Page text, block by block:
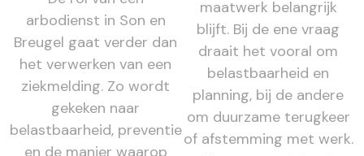
arbodienst in Son en
Breugel gaat verder dan
het verwerken van een
ziekmelding. Zo wordt
gekeken naar
belastbaarheid, preventie
en de manier waarop
maatwerk belangrijk
blijft. Bij de ene vraag
draait het vooral om
belastbaarheid en
planning, bij de andere
om duurzame terugkeer
of afstemming met werk.